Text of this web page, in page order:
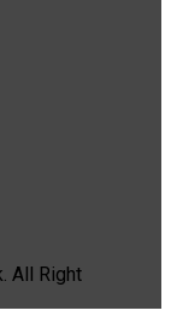
All Right